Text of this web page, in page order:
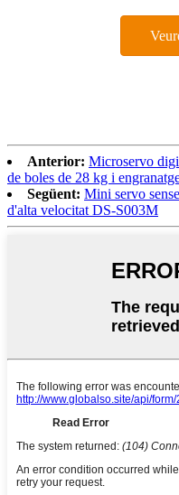
Anterior: Microservo
de boles de 28 kg i
Següent: Mini servo
d'alta velocitat DS-S003M